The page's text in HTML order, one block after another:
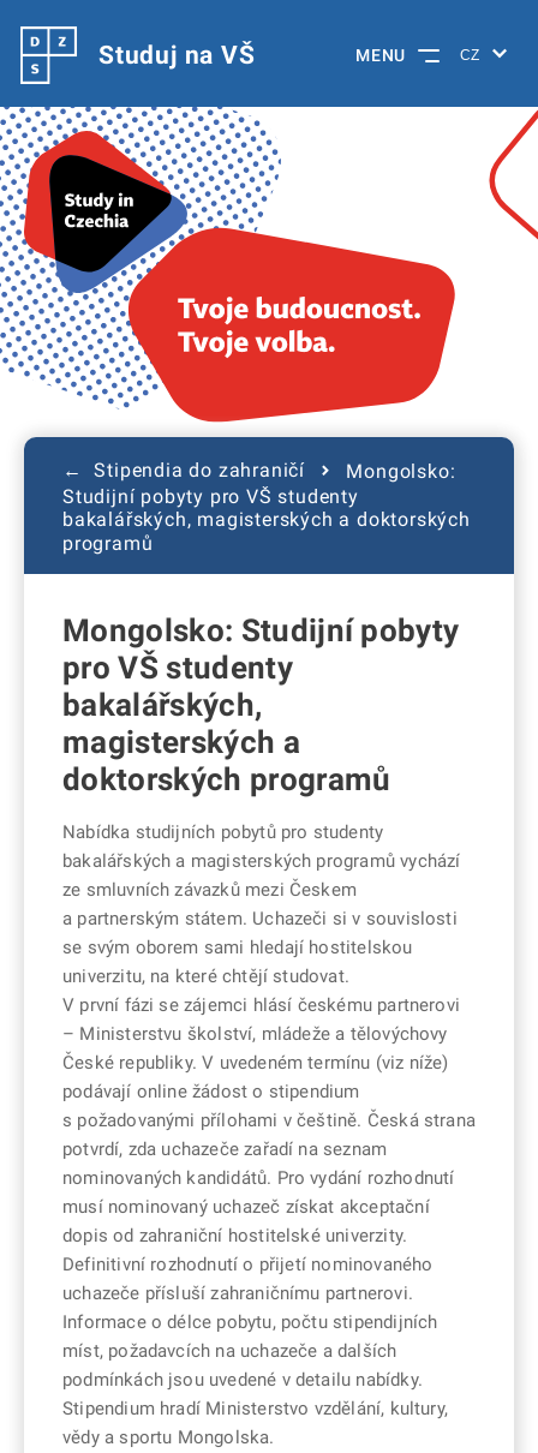
Studuj na VŠ MENU
← Stipendia do zahraničí
Mongolsko:
Studijní pobyty pro VŠ studenty
bakalářských, magisterských a doktorských
programů
Mongolsko: Studijní pobyty
pro VŠ studenty
bakalářských,
magisterských a
doktorských programů
Nabídka studijních pobytů pro studenty
bakalářských a magisterských programů vychází
ze smluvních závazků mezi Českem
a partnerským státem. Uchazeči si v souvislosti
se svým oborem sami hledají hostitelskou
univerzitu, na které chtějí studovat.
V první fázi se zájemci hlásí českému partnerovi
– Ministerstvu školství, mládeže a tělovýchovy
České republiky. V uvedeném termínu (viz níže)
podávají online žádost o stipendium
s požadovanými přílohami v češtině. Česká strana
potvrdí, zda uchazeče zařadí na seznam
nominovaných kandidátů. Pro vydání rozhodnutí
musí nominovaný uchazeč získat akceptační
dopis od zahraniční hostitelské univerzity.
Definitivní rozhodnutí o přijetí nominovaného
uchazeče přísluší zahraničnímu partnerovi.
Informace o délce pobytu, počtu stipendijních
míst, požadavcích na uchazeče a dalších
podmínkách jsou uvedené v detailu nabídky.
Stipendium hradí Ministerstvo vzdělání, kultury,
vědy a sportu Mongolska.